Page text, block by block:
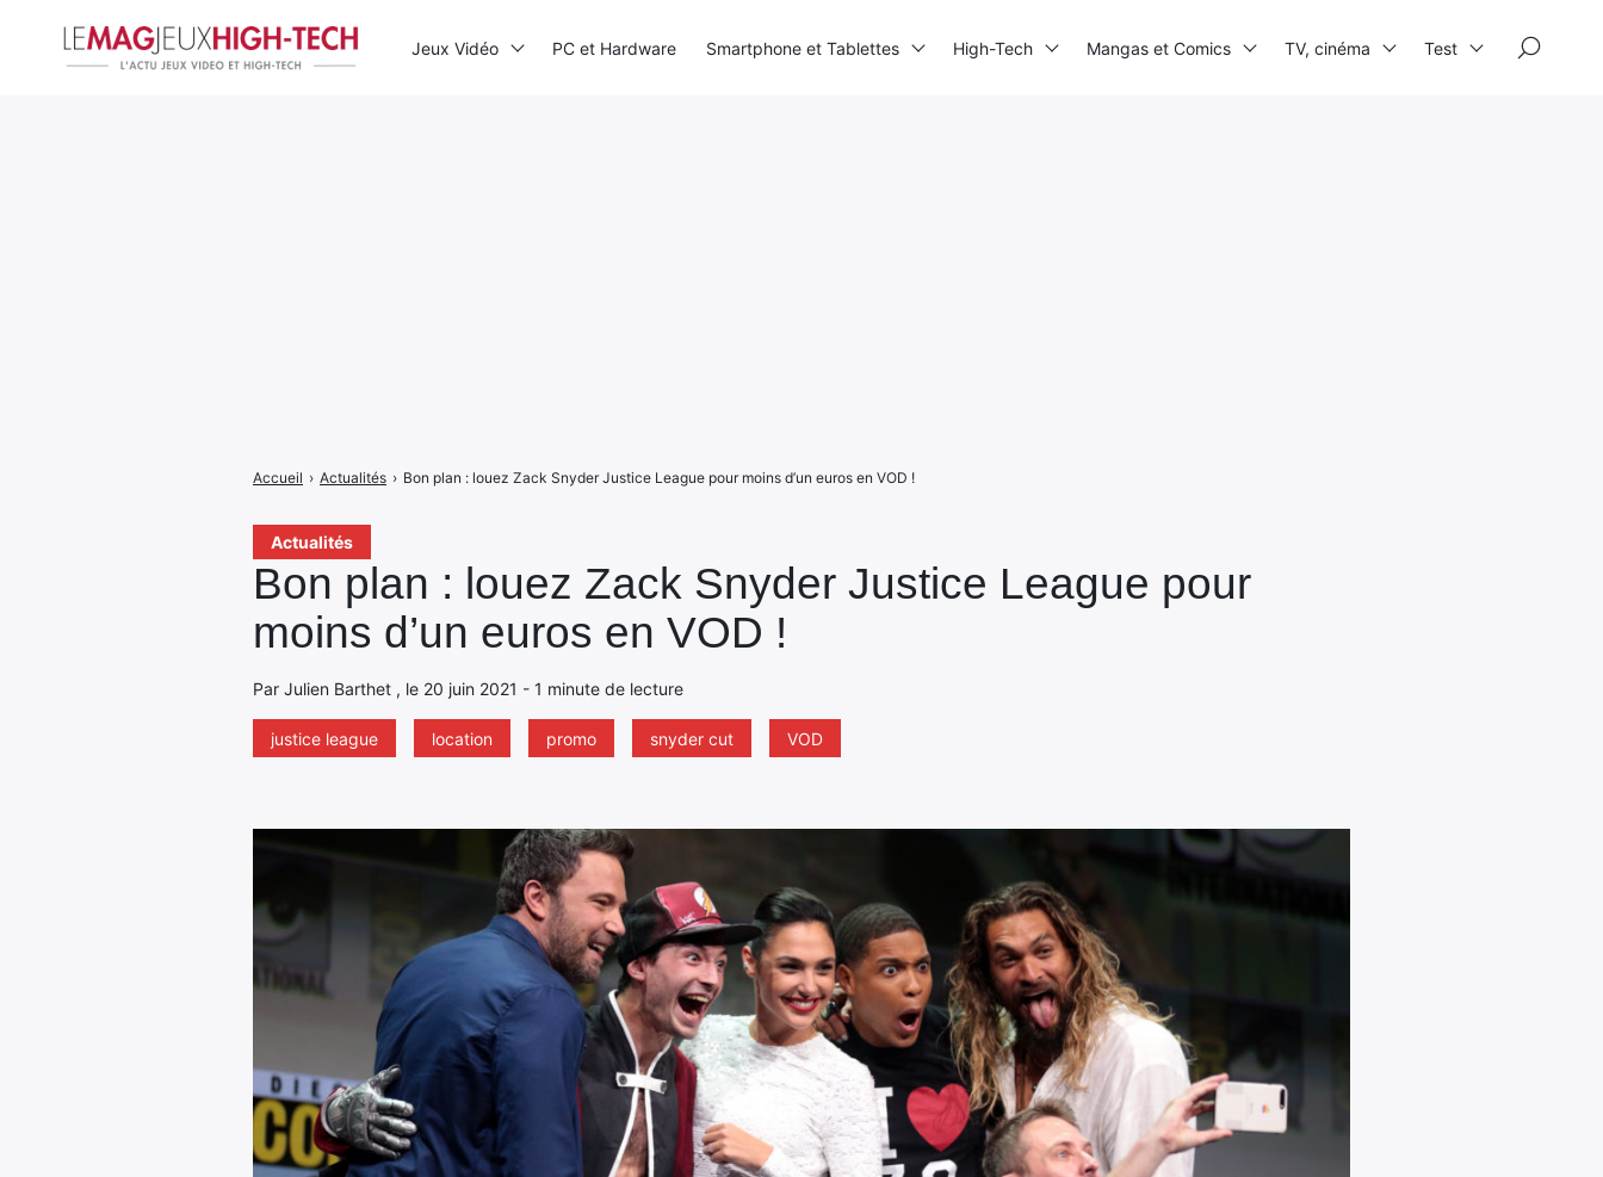
Actualités
Bon plan : louez Zack Snyder Justice League pour
moins d’un euros en VOD !
Par Julien Barthet , le 20 juin 2021 - 1 minute de lecture
justice league location promo snyder cut VOD
Accueil › Actualités › Bon plan : louez Zack Snyder Justice League pour moins d’un euros en VOD !
Jeux Vidéo PC et Hardware Smartphone et Tablettes High-Tech Mangas et Comics TV, cinéma Test